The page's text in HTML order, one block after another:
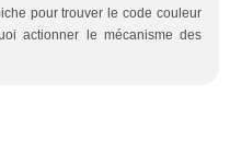
pour trouver le code couleur
actionner le mécanisme des